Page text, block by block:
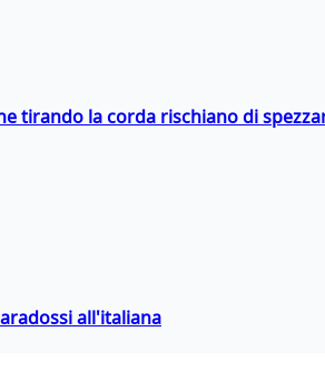
tirando la corda rischiano di
all'italiana